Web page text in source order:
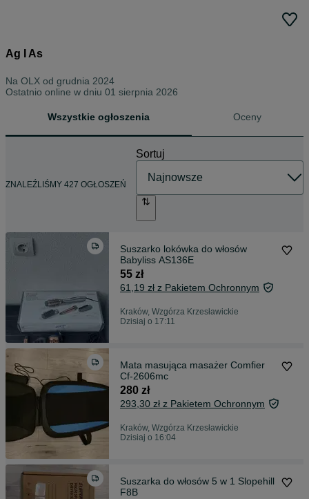
Ag I As
Na OLX od grudnia 2024
Ostatnio online w dniu 01 sierpnia 2026
Wszystkie ogłoszenia Oceny
ZNALEŹLIŚMY 427 OGŁOSZEŃ
Sortuj
Suszarko lokówka do włosów
Babyliss AS136E
55 zł
61,19 zł z Pakietem Ochronnym
Kraków, Wzgórza Krzesławickie
Dzisiaj o 17:11
Mata masująca masażer Comfier
Cf-2606mc
280 zł
293,30 zł z Pakietem Ochronnym
Kraków, Wzgórza Krzesławickie
Dzisiaj o 16:04
Suszarka do włosów 5 w 1 Slopehill
F8B